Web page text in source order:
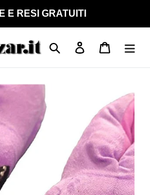
E RESI GRATUITI
Cerca Accedi Carrello